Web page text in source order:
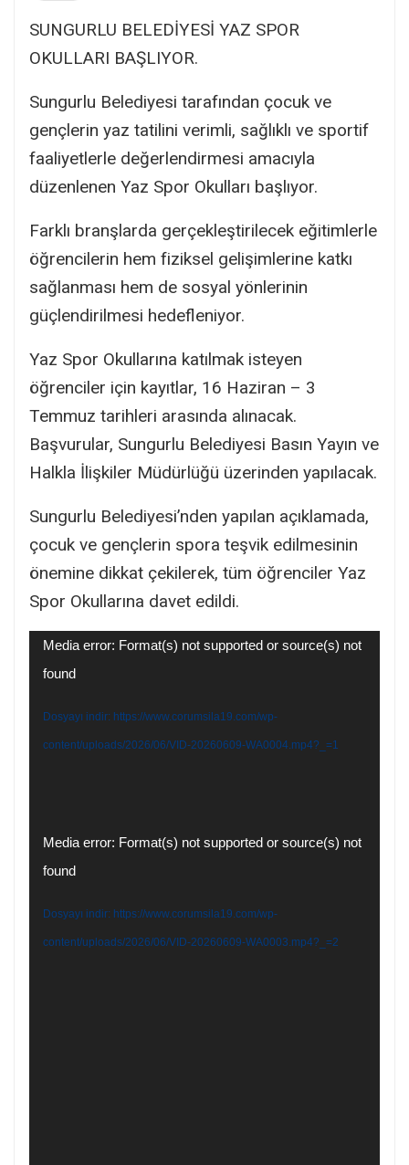
SUNGURLU BELEDİYESİ YAZ SPOR
OKULLARI BAŞLIYOR.
Sungurlu Belediyesi tarafından çocuk ve
gençlerin yaz tatilini verimli, sağlıklı ve sportif
faaliyetlerle değerlendirmesi amacıyla
düzenlenen Yaz Spor Okulları başlıyor.
Farklı branşlarda gerçekleştirilecek eğitimlerle
öğrencilerin hem fiziksel gelişimlerine katkı
sağlanması hem de sosyal yönlerinin
güçlendirilmesi hedefleniyor.
Yaz Spor Okullarına katılmak isteyen
öğrenciler için kayıtlar, 16 Haziran – 3
Temmuz tarihleri arasında alınacak.
Başvurular, Sungurlu Belediyesi Basın Yayın ve
Halkla İlişkiler Müdürlüğü üzerinden yapılacak.
Sungurlu Belediyesi’nden yapılan açıklamada,
çocuk ve gençlerin spora teşvik edilmesinin
önemine dikkat çekilerek, tüm öğrenciler Yaz
Spor Okullarına davet edildi.
Video
oynatıcı
Media error: Format(s) not supported or source(s) not
found
Dosyayı indir: https://www.corumsila19.com/wp-
content/uploads/2026/06/VID-20260609-WA0004.mp4?_=1
Video
oynatıcı
Media error: Format(s) not supported or source(s) not
found
Dosyayı indir: https://www.corumsila19.com/wp-
content/uploads/2026/06/VID-20260609-WA0003.mp4?_=2